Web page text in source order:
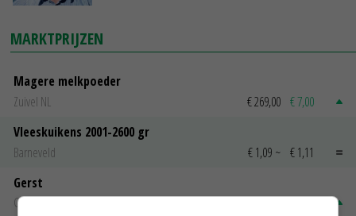
MARKTPRIJZEN
Magere melkpoeder
Zuivel NL
€ 269,00 € 7,00
Vleeskuikens 2001-2600 gr
Barneveld
€ 1,09 ~ € 1,11
Gerst
Groningen
€ 197,00 € 2,00